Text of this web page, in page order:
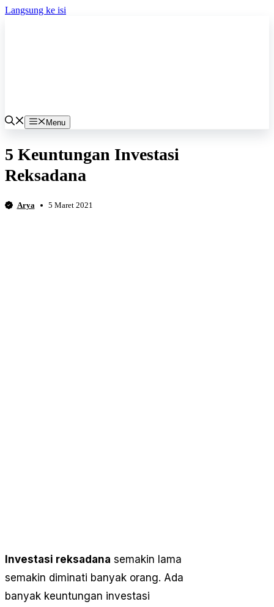
Langsung ke isi
Menu
5 Keuntungan Investasi
Reksadana
Arya 5 Maret 2021
Investasi reksadana semakin lama
semakin diminati banyak orang. Ada
banyak keuntungan investasi